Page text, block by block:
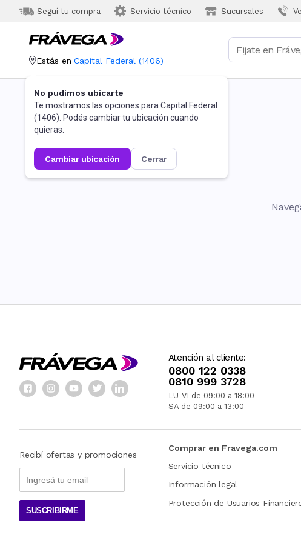
Seguí tu compra Servicio técnico Sucursales
Estás en Capital Federal (1406)
No pudimos ubicarte
Te mostramos las opciones para Capital Federal
(1406). Podés cambiar tu ubicación cuando
quieras.
cambiar ubicación cerrar
Atención al cliente:
0800 122 0338
0810 999 3728
LU-VI de 09:00 a 18:00
SA de 09:00 a 13:00
Recibí ofertas y promociones
SUSCRIBIRME
Comprar en Fravega.com
Servicio técnico
Información legal
Protección de Usuarios